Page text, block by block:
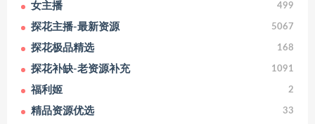
女主播 499
探花主播-最新资源 5067
探花极品精选 168
探花补缺-老资源补充 1091
福利姬 2
精品资源优选 33